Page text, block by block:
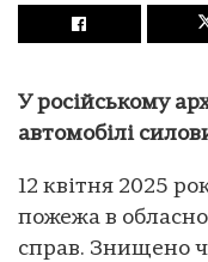
У російському
автомобілі
12 квітня 2025
пожежа в
справ. Знищено